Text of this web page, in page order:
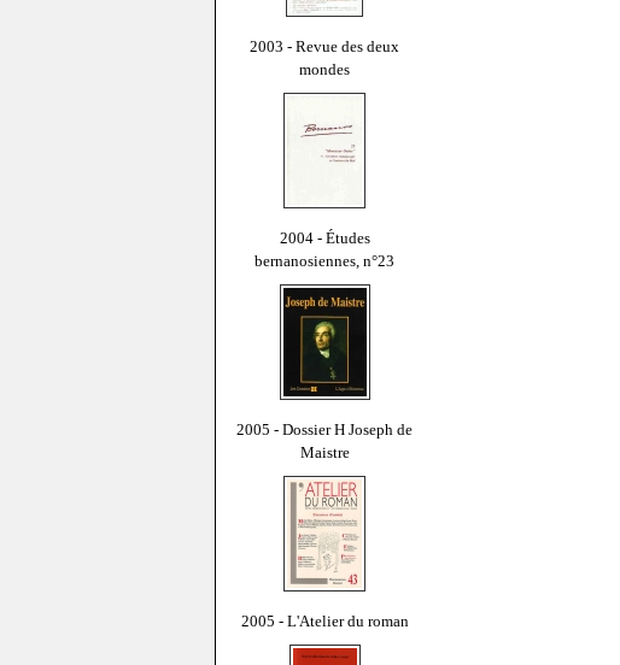
2003 - Revue des deux
mondes
2004 - Études
bernanosiennes, n°23
2005 - Dossier H Joseph de
Maistre
2005 - L'Atelier du roman